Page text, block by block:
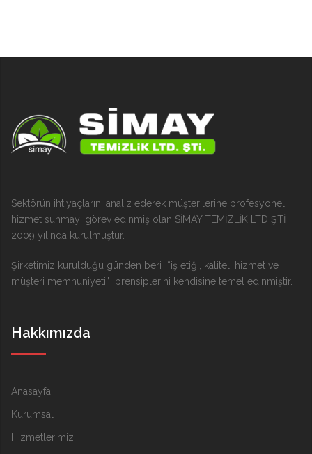
Sektörün ihtiyaçlarını analiz ederek müşterilerine profesyonel
hizmet sunmayı görev edinmiş olan SİMAY TEMİZLİK LTD ŞTİ
2009 yılında kurulmuştur.
Şirketimiz kurulduğu günden beri “iş etiği, kaliteli hizmet ve
müşteri memnuniyeti” prensiplerini kendisine temel edinmiştir.
Hakkımızda
Anasayfa
Kurumsal
Hizmetlerimiz